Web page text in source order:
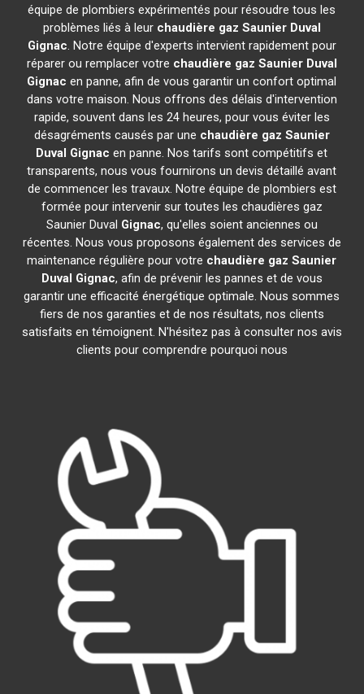
équipe de plombiers expérimentés pour résoudre tous les
problèmes liés à leur chaudière gaz Saunier Duval
Gignac. Notre équipe d'experts intervient rapidement pour
réparer ou remplacer votre chaudière gaz Saunier Duval
Gignac en panne, afin de vous garantir un confort optimal
dans votre maison. Nous offrons des délais d'intervention
rapide, souvent dans les 24 heures, pour vous éviter les
désagréments causés par une chaudière gaz Saunier
Duval Gignac en panne. Nos tarifs sont compétitifs et
transparents, nous vous fournirons un devis détaillé avant
de commencer les travaux. Notre équipe de plombiers est
formée pour intervenir sur toutes les chaudières gaz
Saunier Duval Gignac, qu'elles soient anciennes ou
récentes. Nous vous proposons également des services de
maintenance régulière pour votre chaudière gaz Saunier
Duval Gignac, afin de prévenir les pannes et de vous
garantir une efficacité énergétique optimale. Nous sommes
fiers de nos garanties et de nos résultats, nos clients
satisfaits en témoignent. N'hésitez pas à consulter nos avis
clients pour comprendre pourquoi nous